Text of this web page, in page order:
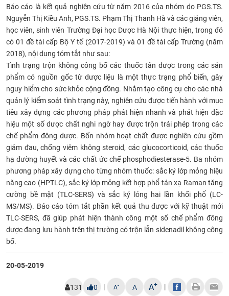
Báo cáo là kết quả nghiên cứu từ năm 2016 của nhóm do PGS.TS.
Nguyễn Thị Kiều Anh, PGS.TS. Phạm Thị Thanh Hà và các giảng viên,
học viên, sinh viên Trường Đại học Dược Hà Nội thực hiện, trong đó
có 01 đề tài cấp Bộ Y tế (2017-2019) và 01 đề tài cấp Trường (năm
2018), nội dung tóm tắt như sau:
Tình trạng trộn không công bố các thuốc tân dược trong các sản
phẩm có nguồn gốc từ dược liệu là một thực trạng phổ biến, gây
nguy hiểm cho sức khỏe cộng đồng. Nhằm tạo công cụ cho các nhà
quản lý kiểm soát tình trạng này, nghiên cứu được tiến hành với mục
tiêu xây dựng các phương pháp phát hiện nhanh và phát hiện đặc
hiệu một số dược chất nghi ngờ hay được trộn trái phép trong các
chế phẩm đông dược. Bốn nhóm hoạt chất được nghiên cứu gồm
giảm đau, chống viêm không steroid, các glucocorticoid, các thuốc
hạ đường huyết và các chất ức chế phosphodiesterase-5. Ba nhóm
phương pháp xây dựng cho từng nhóm thuốc: sắc ký lớp mỏng hiệu
năng cao (HPTLC), sắc ký lớp mỏng kết hợp phổ tán xạ Raman tăng
cường bề mặt (TLC-SERS) và sắc ký lỏng hai lần khối phổ (LC-
MS/MS). Báo cáo tóm tắt phần kết quả thu được với kỹ thuật mới
TLC-SERS, đã giúp phát hiện thành công một số chế phẩm đông
dược đang lưu hành trên thị trường có trộn lẫn sidenadil không công
bố.
20-05-2019
131 0 | A- A A+ |